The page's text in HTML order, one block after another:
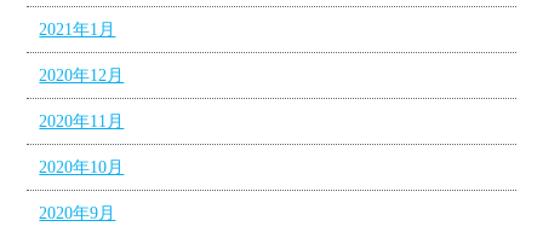
2021年1月
2020年12月
2020年11月
2020年10月
2020年9月